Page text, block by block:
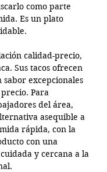
como parte
Es un plato
calidad-precio,
Sus tacos ofrecen
excepcionales
Para
del área,
asequible a
rápida, con la
con una
y cercana a la